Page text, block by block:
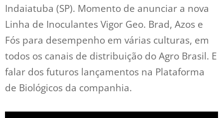
Indaiatuba (SP). Momento de anunciar a nova
Linha de Inoculantes Vigor Geo. Brad, Azos e
Fós para desempenho em várias culturas, em
todos os canais de distribuição do Agro Brasil. E
falar dos futuros lançamentos na Plataforma
de Biológicos da companhia.